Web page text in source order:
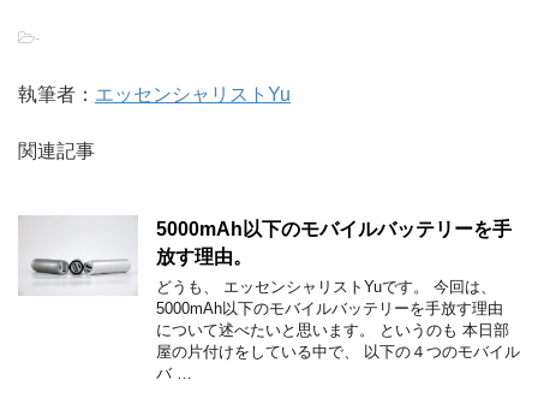
-
執筆者： エッセンシャリストYu
関連記事
5000mAh以下のモバイルバッテリーを手
放す理由。
どうも、 エッセンシャリストYuです。 今回は、
5000mAh以下のモバイルバッテリーを手放す理由
について述べたいと思います。 というのも 本日部
屋の片付けをしている中で、 以下の４つのモバイル
バ …